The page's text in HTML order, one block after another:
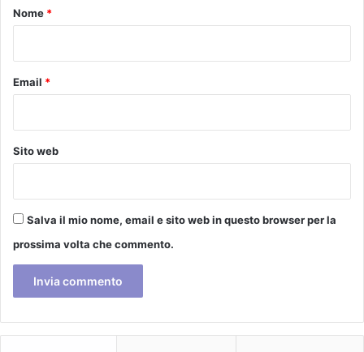
n
t
r
n
a
i
o
n
i
o
Nome *
Email *
Sito web
Salva il mio nome, email e sito web in questo browser per la
prossima volta che commento.